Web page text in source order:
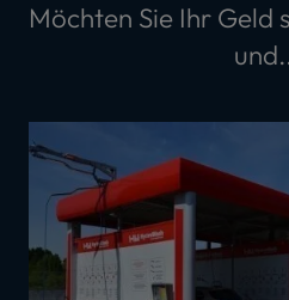
Möchten Sie Ihr Geld